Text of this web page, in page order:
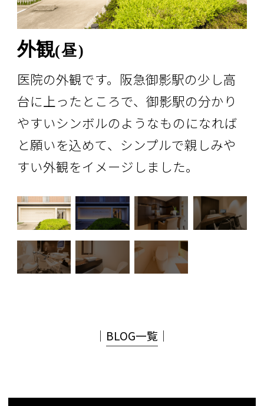
外観(昼)
医院の外観です。阪急御影駅の少し高
台に上ったところで、御影駅の分かり
やすいシンボルのようなものになれば
と願いを込めて、シンプルで親しみや
すい外観をイメージしました。
外観(夜)
受付・待合室
カウンセリングルーム
完全個室の診療室
パウダールーム
お手洗い
│ BLOG一覧 │